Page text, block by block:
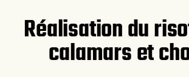
Réalisation du
calamars et